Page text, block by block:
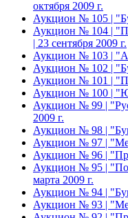
октября 2009 г.
Аукцион № 105 |
Аукцион № 104 |
| 23 сентября 2009 г.
Аукцион № 103 |
Аукцион № 102 |
Аукцион № 101 |
Аукцион № 100 |
Аукцион № 99 |
2009 г.
Аукцион № 98 |
Аукцион № 97 |
Аукцион № 96 |
Аукцион № 95 |
марта 2009 г.
Аукцион № 94 |
Аукцион № 93 |